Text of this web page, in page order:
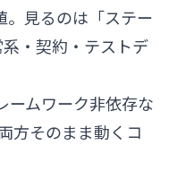
。見るのは「ステー
・契約・テストデ
ームワーク非依存な
方そのまま動くコ